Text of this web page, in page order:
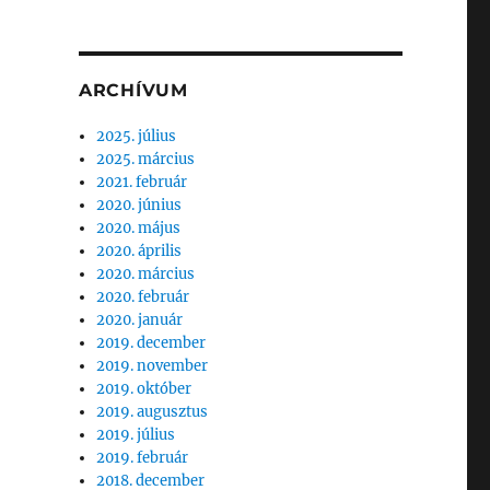
ARCHÍVUM
2025. július
2025. március
2021. február
2020. június
2020. május
2020. április
2020. március
2020. február
2020. január
2019. december
2019. november
2019. október
2019. augusztus
2019. július
2019. február
2018. december